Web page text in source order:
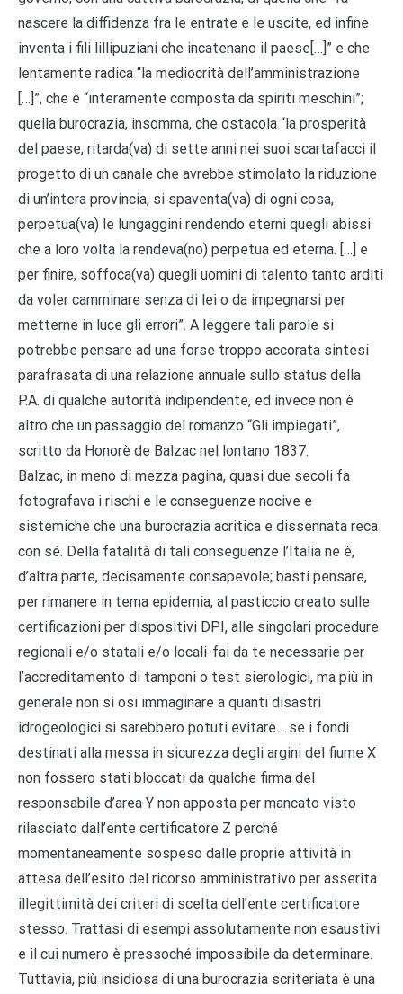
nascere la diffidenza fra le entrate e le uscite, ed infine
inventa i fili lillipuziani che incatenano il paese[…]” e che
lentamente radica “la mediocrità dell’amministrazione
[…]”, che è “interamente composta da spiriti meschini”;
quella burocrazia, insomma, che ostacola “la prosperità
del paese, ritarda(va) di sette anni nei suoi scartafacci il
progetto di un canale che avrebbe stimolato la riduzione
di un’intera provincia, si spaventa(va) di ogni cosa,
perpetua(va) le lungaggini rendendo eterni quegli abissi
che a loro volta la rendeva(no) perpetua ed eterna. […] e
per finire, soffoca(va) quegli uomini di talento tanto arditi
da voler camminare senza di lei o da impegnarsi per
metterne in luce gli errori”. A leggere tali parole si
potrebbe pensare ad una forse troppo accorata sintesi
parafrasata di una relazione annuale sullo status della
P.A. di qualche autorità indipendente, ed invece non è
altro che un passaggio del romanzo “Gli impiegati”,
scritto da Honorè de Balzac nel lontano 1837.
Balzac, in meno di mezza pagina, quasi due secoli fa
fotografava i rischi e le conseguenze nocive e
sistemiche che una burocrazia acritica e dissennata reca
con sé. Della fatalità di tali conseguenze l’Italia ne è,
d’altra parte, decisamente consapevole; basti pensare,
per rimanere in tema epidemia, al pasticcio creato sulle
certificazioni per dispositivi DPI, alle singolari procedure
regionali e/o statali e/o locali-fai da te necessarie per
l’accreditamento di tamponi o test sierologici, ma più in
generale non si osi immaginare a quanti disastri
idrogeologici si sarebbero potuti evitare… se i fondi
destinati alla messa in sicurezza degli argini del fiume X
non fossero stati bloccati da qualche firma del
responsabile d’area Y non apposta per mancato visto
rilasciato dall’ente certificatore Z perché
momentaneamente sospeso dalle proprie attività in
attesa dell’esito del ricorso amministrativo per asserita
illegittimità dei criteri di scelta dell’ente certificatore
stesso. Trattasi di esempi assolutamente non esaustivi
e il cui numero è pressoché impossibile da determinare.
Tuttavia, più insidiosa di una burocrazia scriteriata è una